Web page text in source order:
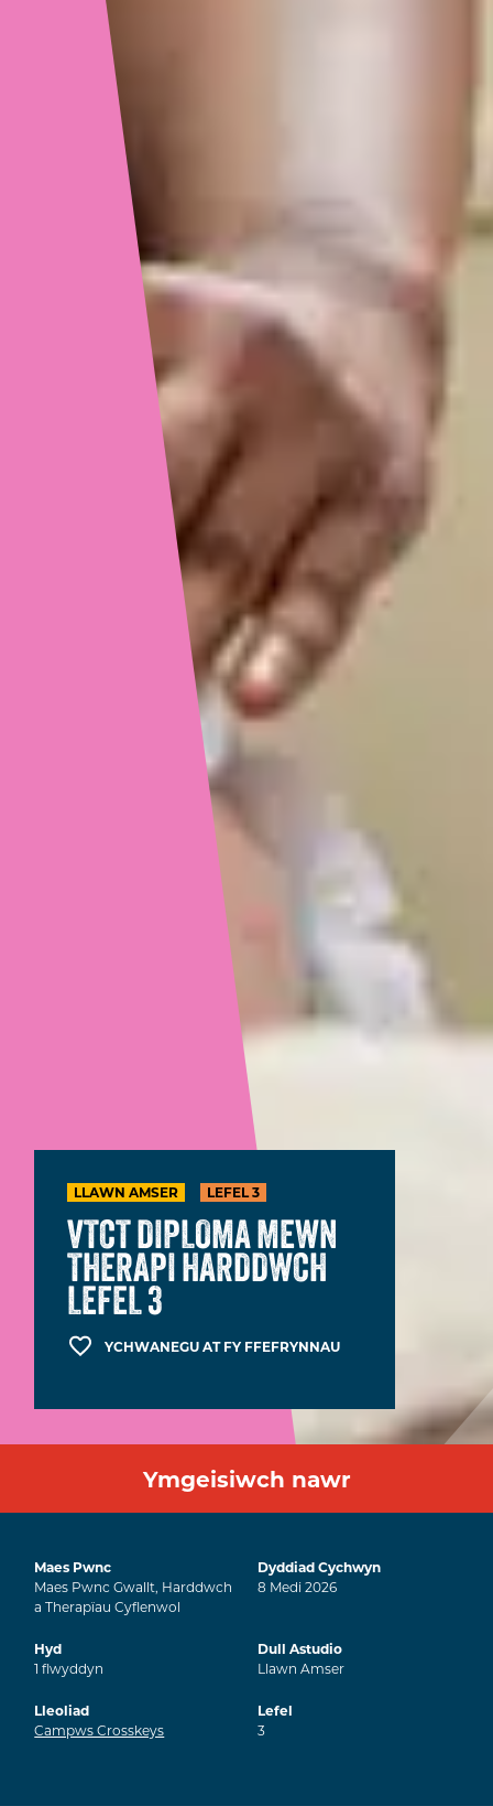
LLAWN AMSER LEFEL 3
VTCT DIPLOMA MEWN
THERAPI HARDDWCH
LEFEL 3
YCHWANEGU AT FY FFEFRYNNAU
Ymgeisiwch nawr
Maes Pwnc
Maes Pwnc Gwallt, Harddwch
a Therapïau Cyflenwol
Dyddiad Cychwyn
8 Medi2026
Hyd
1flwyddyn
Dull Astudio
Llawn Amser
Lleoliad
Campws Crosskeys
Lefel
3